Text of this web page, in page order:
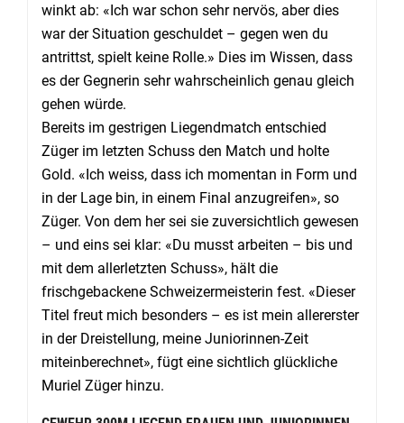
winkt ab: «Ich war schon sehr nervös, aber dies
war der Situation geschuldet – gegen wen du
antrittst, spielt keine Rolle.» Dies im Wissen, dass
es der Gegnerin sehr wahrscheinlich genau gleich
gehen würde.
Bereits im gestrigen Liegendmatch entschied
Züger im letzten Schuss den Match und holte
Gold. «Ich weiss, dass ich momentan in Form und
in der Lage bin, in einem Final anzugreifen», so
Züger. Von dem her sei sie zuversichtlich gewesen
– und eins sei klar: «Du musst arbeiten – bis und
mit dem allerletzten Schuss», hält die
frischgebackene Schweizermeisterin fest. «Dieser
Titel freut mich besonders – es ist mein allererster
in der Dreistellung, meine Juniorinnen-Zeit
miteinberechnet», fügt eine sichtlich glückliche
Muriel Züger hinzu.